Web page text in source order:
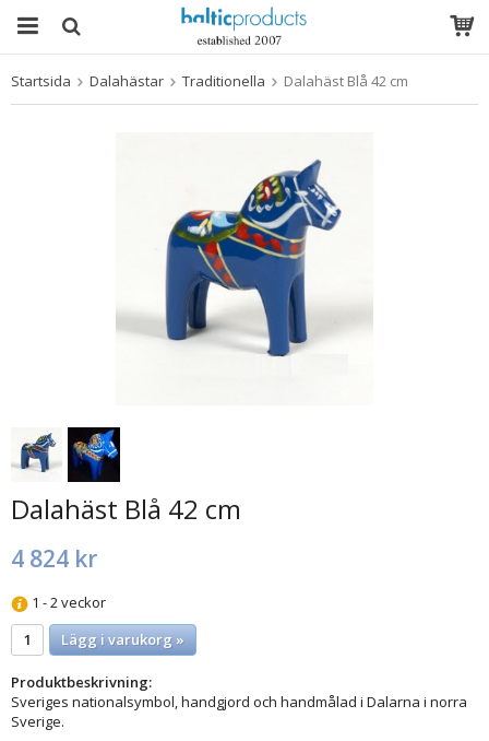
Startsida Dalahästar Traditionella Dalahäst Blå 42 cm
Dalahäst Blå 42 cm
4 824 kr
1 - 2 veckor
Lägg i varukorg »
Produktbeskrivning:
Sveriges nationalsymbol, handgjord och handmålad i Dalarna i norra
Sverige.